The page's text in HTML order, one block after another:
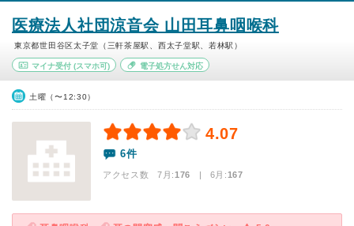
医療法人社団涼音会 山田耳鼻咽喉科
東京都世田谷区太子堂（三軒茶屋駅、西太子堂駅、若林駅）
マイナ受付 (スマホ可) 電子処方せん対応
土曜（〜12:30）
4.07
6件
アクセス数 7月:176 | 6月:167